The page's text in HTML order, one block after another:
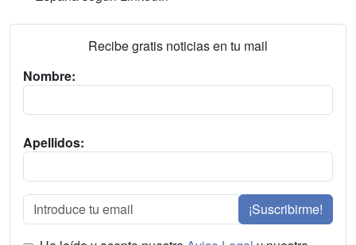
Recibe gratis noticias en tu mail
Nombre:
Apellidos:
¡Suscribirme!